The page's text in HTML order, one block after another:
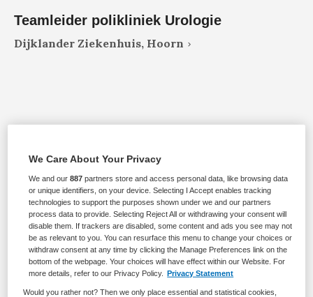
Teamleider polikliniek Urologie
Dijklander Ziekenhuis, Hoorn
Ziekenhuis Vaste aanstelling
PLAATSINGSDATUM
18 mei 2026
NIVEAU
HBO
ERVARING
Ervaren
DIENSTVERBAND
Parttime
We Care About Your Privacy
We and our887 partners store and access personal data, like browsing data
or unique identifiers, on your device. Selecting I Accept enables tracking
technologies to support the purposes shown under we and our partners
process data to provide. Selecting Reject All or withdrawing your consent will
disable them. If trackers are disabled, some content and ads you see may not
be as relevant to you. You can resurface this menu to change your choices or
withdraw consent at any time by clicking the Manage Preferences link on the
bottom of the webpage. Your choices will have effect within our Website. For
more details, refer to our Privacy Policy.
Privacy Statement
Would you rather not? Then we only place essential and statistical cookies,